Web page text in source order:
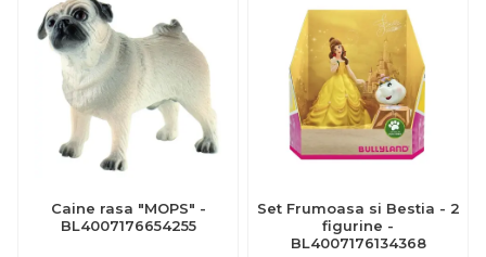
Caine rasa "MOPS" -
BL4007176654255
Set Frumoasa si Bestia - 2
figurine -
BL4007176134368